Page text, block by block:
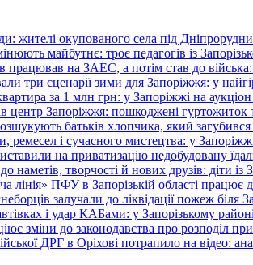
жителі окупованого села під
майбутнє: троє педагогів із
працював на ЗАЕС, а потім став до війська:
три сценарії зими для Запоріжжя: у
за 1 млн грн: у Запоріжжі на
центр Запоріжжя: пошкоджені
батьків хлопчика, який
ремесел і сучасного мистецтва: у
на приватизацію недобудовану
наметів, творчості й нових друзів: діти
лінія» ПФУ в Запорізькій області працює
залучали до ліквідації пожеж
і удар КАБами: у Запорізькому
зміни до законодавства про розподіл
ДРГ в Оріхові потрапило на відео: